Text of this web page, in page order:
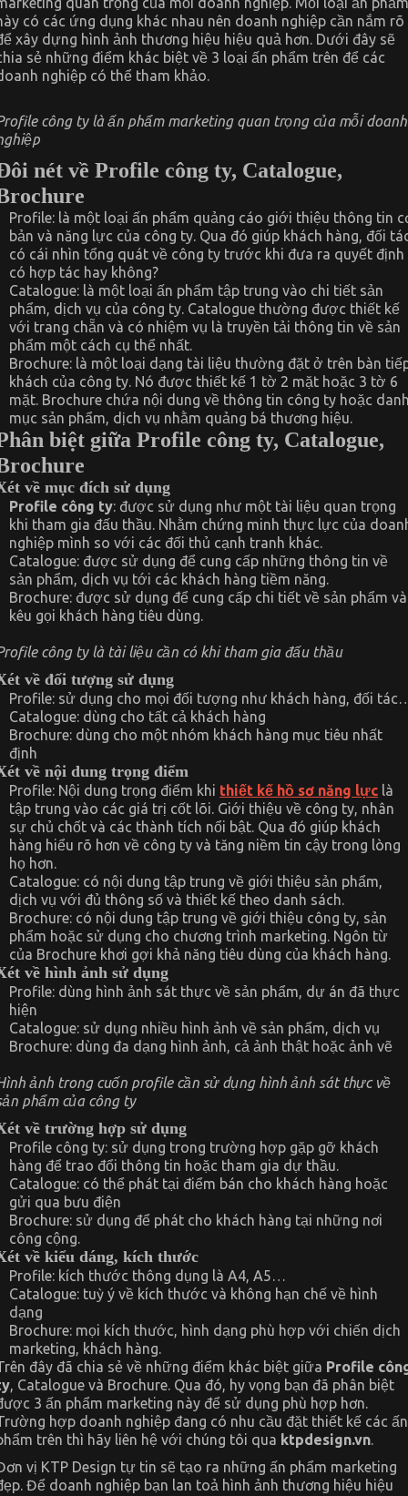
có các ứng dụng khác nhau nên doanh nghiệp cần nắm rõ
xây dựng hình ảnh thương hiệu hiệu quả hơn. Dưới đây sẽ
sẻ những điểm khác biệt về 3 loại ấn phẩm trên để các
nghiệp có thể tham khảo.
công ty là ấn phẩm marketing quan trọng của mỗi doanh
nét về Profile công ty, Catalogue,
Profile: là một loại ấn phẩm quảng cáo giới thiệu thông tin
bản và năng lực của công ty. Qua đó giúp khách hàng, đối
có cái nhìn tổng quát về công ty trước khi đưa ra quyết định
có hợp tác hay không?
Catalogue: là một loại ấn phẩm tập trung vào chi tiết sản
phẩm, dịch vụ của công ty. Catalogue thường được thiết kế
với trang chẵn và có nhiệm vụ là truyền tải thông tin về sản
phẩm một cách cụ thể nhất.
Brochure: là một loại dạng tài liệu thường đặt ở trên bàn
khách của công ty. Nó được thiết kế 1 tờ 2 mặt hoặc 3 tờ 6
mặt. Brochure chứa nội dung về thông tin công ty hoặc
mục sản phẩm, dịch vụ nhằm quảng bá thương hiệu.
biệt giữa Profile công ty, Catalogue,
về mục đích sử dụng
Profile công ty: được sử dụng như một tài liệu quan trọng
khi tham gia đấu thầu. Nhằm chứng minh thực lực của
nghiệp mình so với các đối thủ cạnh tranh khác.
Catalogue: được sử dụng để cung cấp những thông tin về
sản phẩm, dịch vụ tới các khách hàng tiềm năng.
Brochure: được sử dụng để cung cấp chi tiết về sản phẩm và
kêu gọi khách hàng tiêu dùng.
công ty là tài liệu cần có khi tham gia đấu thầu
về đối tượng sử dụng
Profile: sử dụng cho mọi đối tượng như khách hàng, đối
Catalogue: dùng cho tất cả khách hàng
Brochure: dùng cho một nhóm khách hàng mục tiêu nhất
định
về nội dung trọng điểm
Profile: Nội dung trọng điểm khi thiết kế hồ sơ năng lực là
tập trung vào các giá trị cốt lõi. Giới thiệu về công ty, nhân
sự chủ chốt và các thành tích nổi bật. Qua đó giúp khách
hàng hiểu rõ hơn về công ty và tăng niềm tin cậy trong lòng
họ hơn.
Catalogue: có nội dung tập trung về giới thiệu sản phẩm,
dịch vụ với đủ thông số và thiết kế theo danh sách.
Brochure: có nội dung tập trung về giới thiệu công ty, sản
phẩm hoặc sử dụng cho chương trình marketing. Ngôn từ
của Brochure khơi gợi khả năng tiêu dùng của khách hàng.
về hình ảnh sử dụng
Profile: dùng hình ảnh sát thực về sản phẩm, dự án đã thực
hiện
Catalogue: sử dụng nhiều hình ảnh về sản phẩm, dịch vụ
Brochure: dùng đa dạng hình ảnh, cả ảnh thật hoặc ảnh vẽ
ảnh trong cuốn profile cần sử dụng hình ảnh sát thực về
phẩm của công ty
về trường hợp sử dụng
Profile công ty: sử dụng trong trường hợp gặp gỡ khách
hàng để trao đổi thông tin hoặc tham gia dự thầu.
Catalogue: có thể phát tại điểm bán cho khách hàng hoặc
gửi qua bưu điện
Brochure: sử dụng để phát cho khách hàng tại những nơi
công cộng.
về kiểu dáng, kích thước
Profile: kích thước thông dụng là A4, A5…
Catalogue: tuỳ ý về kích thước và không hạn chế về hình
dạng
Brochure: mọi kích thước, hình dạng phù hợp với chiến dịch
marketing, khách hàng.
đây đã chia sẻ về những điểm khác biệt giữa Profile
, Catalogue và Brochure. Qua đó, hy vọng bạn đã phân biệt
3 ấn phẩm marketing này để sử dụng phù hợp hơn.
hợp doanh nghiệp đang có nhu cầu đặt thiết kế các ấn
trên thì hãy liên hệ với chúng tôi qua ktpdesign.vn.
vị KTP Design tự tin sẽ tạo ra những ấn phẩm marketing
Để doanh nghiệp bạn lan toả hình ảnh thương hiệu hiệu